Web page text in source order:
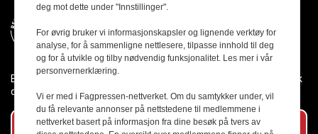
Byggmesteren følger Vær Varsom-plakaten og presseetikken slik
den er nedfelt i Redaktørplakaten.
Abonner på vårt nyhetsbrev
deg mot dette under "Innstillinger".
For øvrig bruker vi informasjonskapsler og lignende verktøy for
analyse, for å sammenligne nettlesere, tilpasse innhold til deg
og for å utvikle og tilby nødvendig funksjonalitet. Les mer i vår
personvernerklæring.
Vi er med i Fagpressen-nettverket. Om du samtykker under, vil
du få relevante annonser på nettstedene til medlemmene i
nettverket basert på informasjon fra dine besøk på tvers av